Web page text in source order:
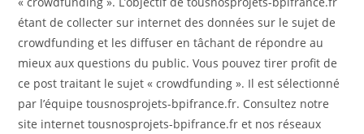
étant de collecter sur internet des données sur le sujet de
crowdfunding et les diffuser en tâchant de répondre au
mieux aux questions du public. Vous pouvez tirer profit de
ce post traitant le sujet « crowdfunding ». Il est sélectionné
par l’équipe tousnosprojets-bpifrance.fr. Consultez notre
site internet tousnosprojets-bpifrance.fr et nos réseaux